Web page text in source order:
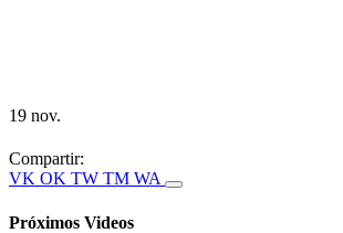
19 nov.
Compartir:
VK OK TW TM WA
Próximos Videos